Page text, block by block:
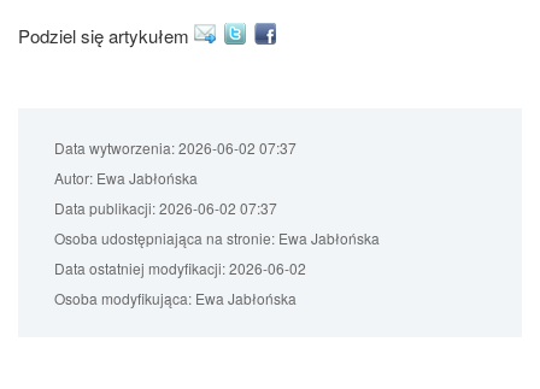
Podziel się artykułem
Data wytworzenia:2026-06-02 07:37
Autor: Ewa Jabłońska
Data publikacji:2026-06-02 07:37
Osoba udostępniająca na stronie: Ewa Jabłońska
Data ostatniej modyfikacji:2026-06-02
Osoba modyfikująca: Ewa Jabłońska